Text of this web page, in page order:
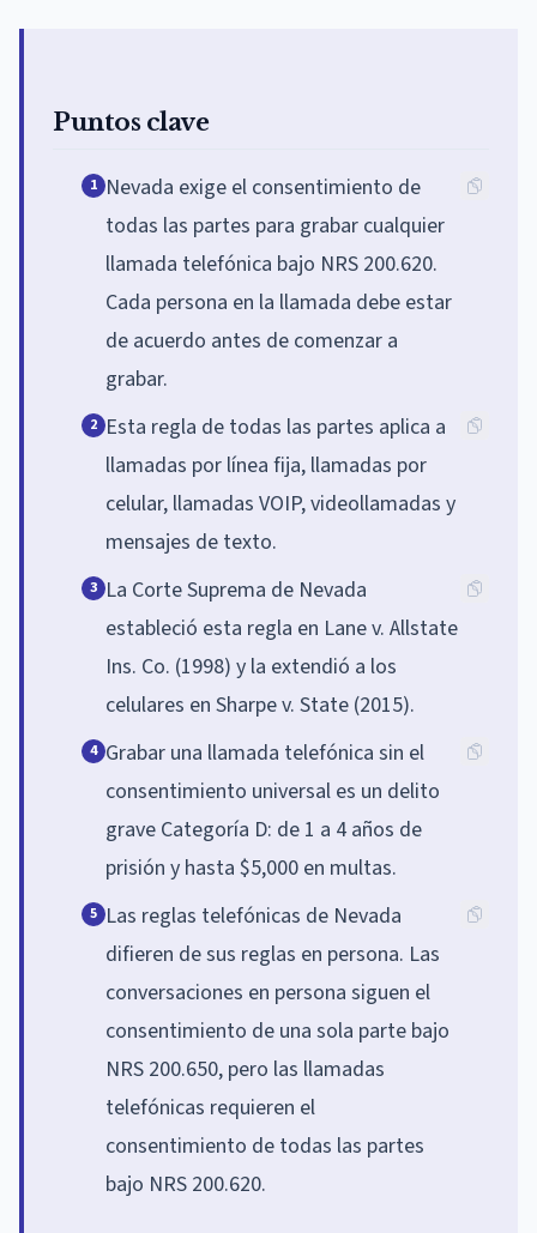
Puntos clave
1 Nevada exige el consentimiento de
todas las partes para grabar cualquier
llamada telefónica bajo NRS 200.620.
Cada persona en la llamada debe estar
de acuerdo antes de comenzar a
grabar.
2 Esta regla de todas las partes aplica a
llamadas por línea fija, llamadas por
celular, llamadas VOIP, videollamadas y
mensajes de texto.
3 La Corte Suprema de Nevada
estableció esta regla en Lane v. Allstate
Ins. Co. (1998) y la extendió a los
celulares en Sharpe v. State (2015).
4 Grabar una llamada telefónica sin el
consentimiento universal es un delito
grave Categoría D: de 1 a 4 años de
prisión y hasta $5,000 en multas.
5 Las reglas telefónicas de Nevada
difieren de sus reglas en persona. Las
conversaciones en persona siguen el
consentimiento de una sola parte bajo
NRS 200.650, pero las llamadas
telefónicas requieren el
consentimiento de todas las partes
bajo NRS 200.620.